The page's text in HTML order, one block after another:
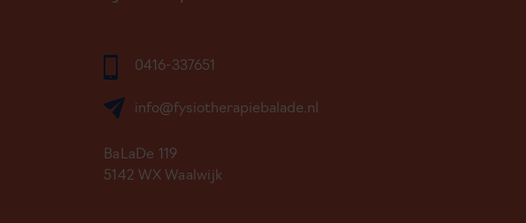
0416-337651
info@fysiotherapiebalade.nl
BaLaDe 119
5142 WX Waalwijk